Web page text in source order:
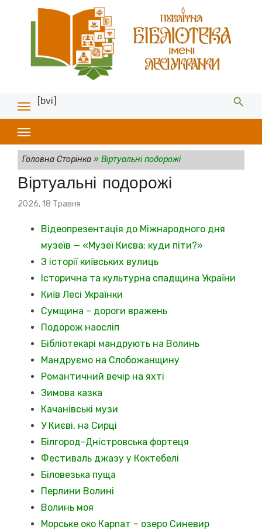
[bvi]
Головна Сторінка» Віртуальні подорожі
Віртуальні подорожі
Posted
2026, 18 Травня
Відеопрезентація до Міжнародного дня
музеїв — «Музеї Києва: куди піти?»
З історії київських вулиць
Історична та культурна спадщина України
Київ Лесі Українки
Сумщина – дороги вражень
Подорож наосліп
Бібліотекарі мандрують на Волинь
Мандруємо на Слобожанщину
Романтичний вечір на яхті
Зимова казка
Качанівські музи
У Києві, на Сирці
Білгород-Дністровська фортеця
Фестиваль джазу у Коктебелі
Біловезька пуща
Перлини Волині
Волинь моя
Морське око Карпат – озеро Синевир